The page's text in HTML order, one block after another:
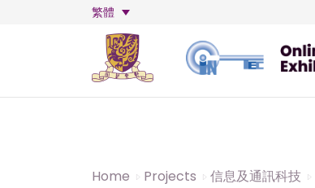
繁體
Home Projects 信息及通訊科技